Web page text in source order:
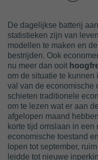
De dagelijkse batterij
statistieken zijn van
modellen te maken en
bestrijden. Ook
nu meer dan ooit
om de situatie te kunnen
val van de economische
schieten traditionele
om te lezen wat er aan
afgelopen maand
korte tijd omslaan in een
economische toestand
lopen tot september,
leidde tot nieuwe